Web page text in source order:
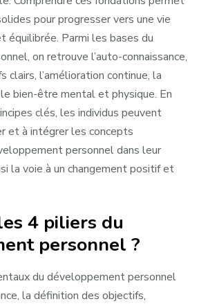
pour progresser vers une vie
équilibrée. Parmi les bases du
on retrouve l’auto-connaissance,
clairs, l’amélioration continue, la
bien-être mental et physique. En
clés, les individus peuvent
et à intégrer les concepts
personnel dans leur
la voie à un changement positif et
4 piliers du
personnel ?
du développement personnel
la définition des objectifs,